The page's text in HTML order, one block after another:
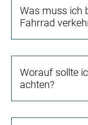
Was muss ich
Fahrrad
Worauf sollte
achten?